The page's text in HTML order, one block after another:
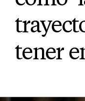
tener